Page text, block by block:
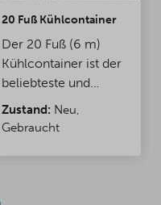
20 Fuß Kühlcontainer
Der 20 Fuß (6 m)
Kühlcontainer ist der
beliebteste und
meistverkaufte
Kühlcontainer in
Der Container bietet
Zustand: Neu,
Gebraucht